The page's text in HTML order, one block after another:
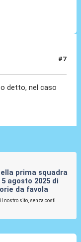
#7
detto, nel caso
prima squadra
agosto 2025 di
da favola
nostro sito, senza costi